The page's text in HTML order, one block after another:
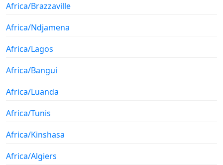
Africa/Brazzaville
Africa/Ndjamena
Africa/Lagos
Africa/Bangui
Africa/Luanda
Africa/Tunis
Africa/Kinshasa
Africa/Algiers